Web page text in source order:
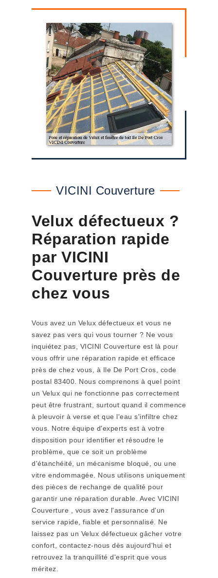
VICINI Couverture
Velux défectueux ?
Réparation rapide
par VICINI
Couverture près de
chez vous
Vous avez un Velux défectueux et vous ne
savez pas vers qui vous tourner ? Ne vous
inquiétez pas, VICINI Couverture est là pour
vous offrir une réparation rapide et efficace
près de chez vous, à Ile De Port Cros, code
postal 83400. Nous comprenons à quel point
un Velux qui ne fonctionne pas correctement
peut être frustrant, surtout quand il commence
à pleuvoir à verse et que l'eau s'infiltre chez
vous. Notre équipe d'experts est à votre
disposition pour identifier et résoudre le
problème, que ce soit un problème
d'étanchéité, un mécanisme bloqué, ou une
vitre endommagée. Nous utilisons uniquement
des pièces de rechange de qualité pour
garantir une réparation durable. Avec VICINI
Couverture , vous avez l'assurance d'un
service rapide, fiable et personnalisé. Ne
laissez pas un Velux défectueux gâcher votre
confort, contactez-nous dès aujourd'hui et
retrouvez la tranquillité d'esprit que vous
méritez.